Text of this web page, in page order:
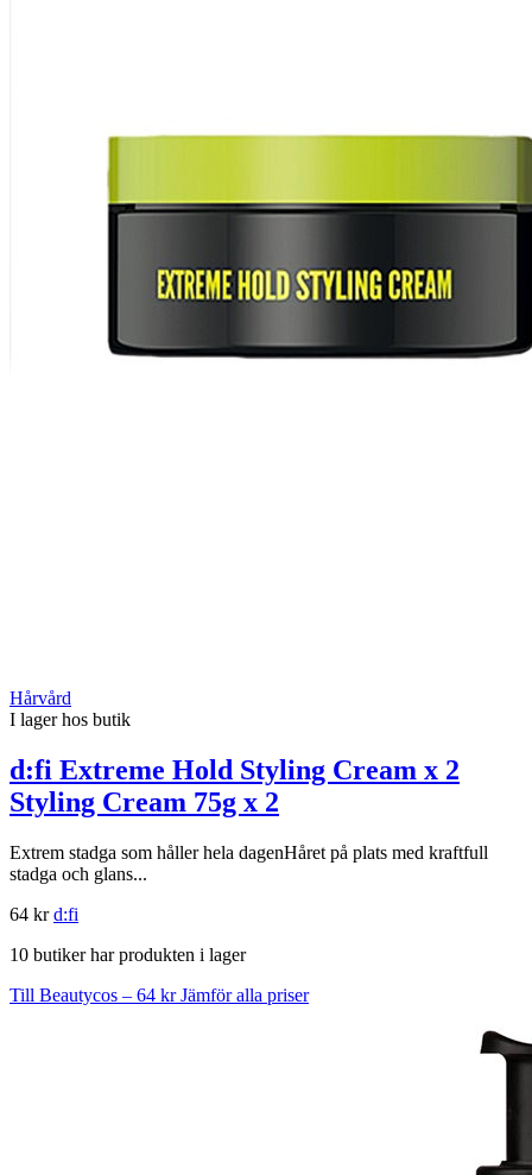
Hårvård
I lager hos butik
d:fi Extreme Hold Styling Cream x 2
Styling Cream 75g x 2
Extrem stadga som håller hela dagenHåret på plats med kraftfull
stadga och glans...
64 krd:fi
10 butiker har produkten i lager
Till Beautycos – 64 krJämför alla priser